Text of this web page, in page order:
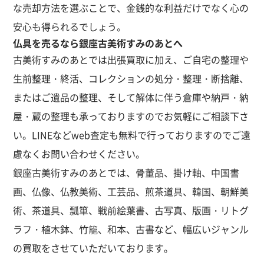
な売却方法を選ぶことで、金銭的な利益だけでなく心の
安心も得られるでしょう。
仏具を売るなら銀座古美術すみのあとへ
古美術すみのあとでは出張買取に加え、ご自宅の整理や
生前整理・終活、コレクションの処分・整理・断捨離、
またはご遺品の整理、そして解体に伴う倉庫や納戸・納
屋・蔵の整理も承っておりますのでお気軽にご相談下さ
い。LINEなどweb査定も無料で行っておりますのでご遠
慮なくお問い合わせください。
銀座古美術すみのあとでは、 骨董品、掛け軸、中国書
画、仏像、仏教美術、工芸品、煎茶道具、韓国、朝鮮美
術、茶道具、瓢箪、戦前絵葉書、古写真、版画・リトグ
ラフ・植木鉢、竹籠、和本、古書など、幅広いジャンル
の買取をさせていただいております。